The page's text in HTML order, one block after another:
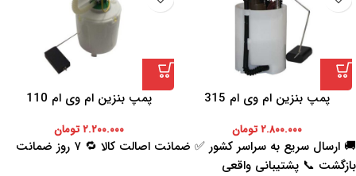
پمپ بنزین ام وی ام 315
۲.۸۰۰.۰۰۰تومان
پمپ بنزین ام وی ام 110
۲.۲۰۰.۰۰۰تومان
🚚 ارسال سریع به سراسر کشور ✅ ضمانت اصالت کالا 🔁 ۷ روز ضمانت
بازگشت 📞 پشتیبانی واقعی